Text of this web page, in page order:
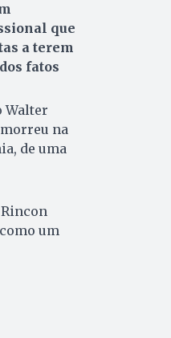
que
a terem
fatos
Walter
na
de uma
um